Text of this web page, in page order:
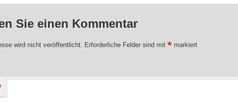
Sie einen Kommentar
wird nicht veröffentlicht. Erforderliche Felder sind mit *markiert